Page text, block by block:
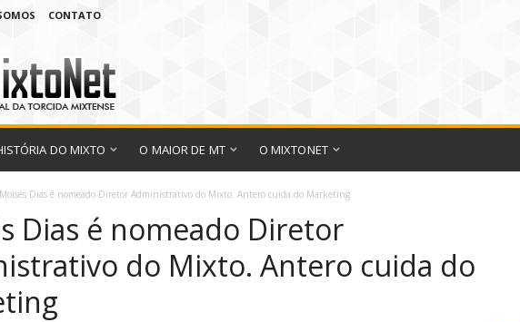
CONTATO
DO MIXTO O MAIOR DE MT O MIXTONET
Moisés Dias é nomeado Diretor Administrativo do Mixto. Antero cuida do Marketing
Dias é nomeado Diretor
do Mixto. Antero cuida do